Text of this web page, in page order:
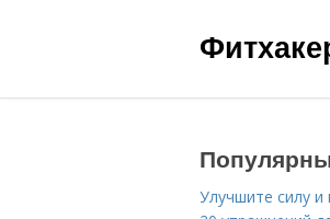
Улучшите силу